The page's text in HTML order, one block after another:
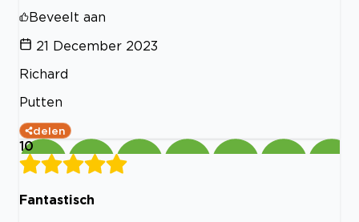
Beveelt aan
21 December 2023
Richard
Putten
delen
10
Fantastisch